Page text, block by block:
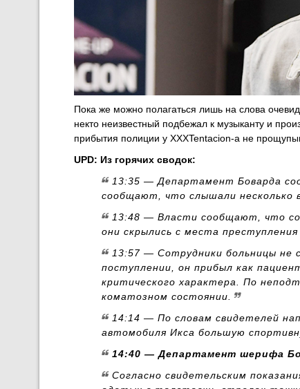
Пока же можно полагаться лишь на слова
некто неизвестный подбежал к музыканту и
прибытия полиции у XXXTentacion-а не
UPD: Из горячих сводок:
13:35 — Департамент Боварда
сообщают, что слышали несколько
13:48 — Власти сообщают, что
они скрылись с места
13:57 — Сотрудники больницы не
поступлении, он прибыл как
критического характера. По
коматозном состоянии.
14:14 — По словам свидетелей
автомобиля Икса большую
14:40 — Департамент шерифа
Согласно свидетельским